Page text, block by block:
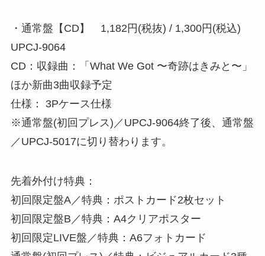
・通常盤【CD】 1,182円(税抜) / 1,300円(税込)
UPCJ-9064
CD：収録曲：「What We Got 〜奇跡はきみと〜」
ほか新曲3曲収録予定
仕様： 3Pケース仕様
※通常盤(初回プレス)／UPCJ-9064終了後、通常盤
／UPCJ-5017に切り替わります。
先着外付け特典：
初回限定盤A／特典：ポストカード2枚セット
初回限定盤B／特典：A4クリアポスター
初回限定LIVE盤／特典：A6フォトカード